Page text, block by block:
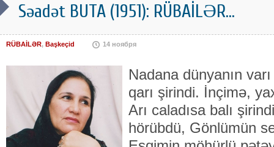
Səadət BUTA (1951): RÜBAİLƏR...
RÜBAİLƏR, Başkeçid 14 ноября
Nadana dünyanın
qarı şirindi. İnçimə,
Arı caladısa balı
hörübdü, Gönlümün